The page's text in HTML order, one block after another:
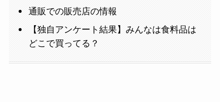
通販での販売店の情報
【独自アンケート結果】みんなは食料品は
どこで買ってる？